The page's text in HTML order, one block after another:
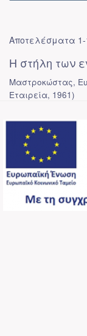
Αποτελέσματα 1-
Η στήλη των
Μαστροκώστας,
Εταιρεία, 1961)